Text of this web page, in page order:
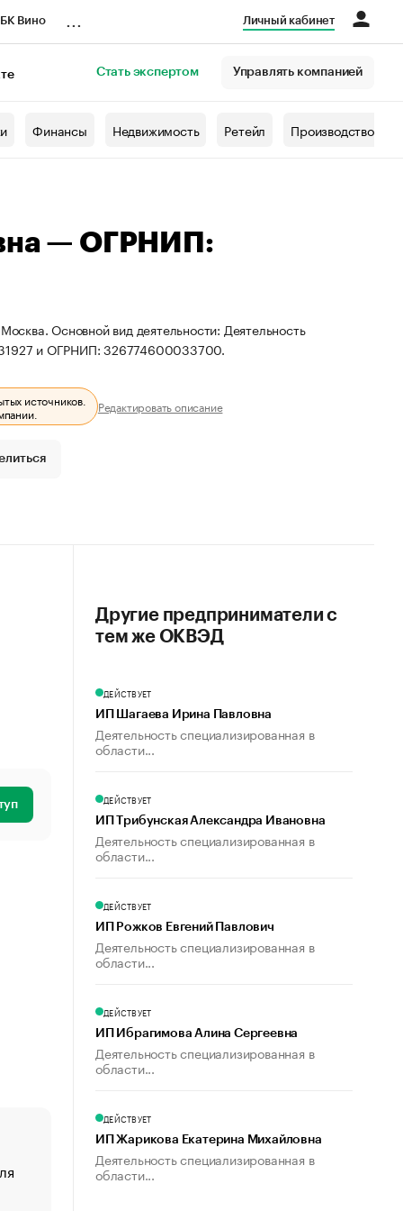
Вино Личный кабинет
Стать экспертом Управлять компанией
Финансы Недвижимость Ретейл Производство
— ОГРНИП:
Основной вид деятельности: Деятельность
и ОГРНИП: 326774600033700.
источников.
Редактировать описание
«От спорта тело стареет иначе». Как живет глава
создавшей GTA
Другие предприниматели с
тем же ОКВЭД
ДЕЙСТВУЕТ
ИП Шагаева Ирина Павловна
Деятельность специализированная в
области...
ДЕЙСТВУЕТ
ИП Трибунская Александра Ивановна
Деятельность специализированная в
области...
ДЕЙСТВУЕТ
ИП Рожков Евгений Павлович
Деятельность специализированная в
области...
ДЕЙСТВУЕТ
ИП Ибрагимова Алина Сергеевна
Деятельность специализированная в
области...
ДЕЙСТВУЕТ
ИП Жарикова Екатерина Михайловна
Деятельность специализированная в
области...